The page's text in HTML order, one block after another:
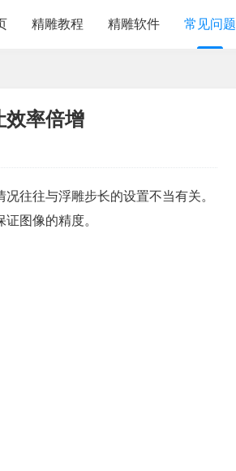
精雕教程 精雕软件 常见问题
效率倍增
往往与浮雕步长的设置不当有关。
图像的精度。